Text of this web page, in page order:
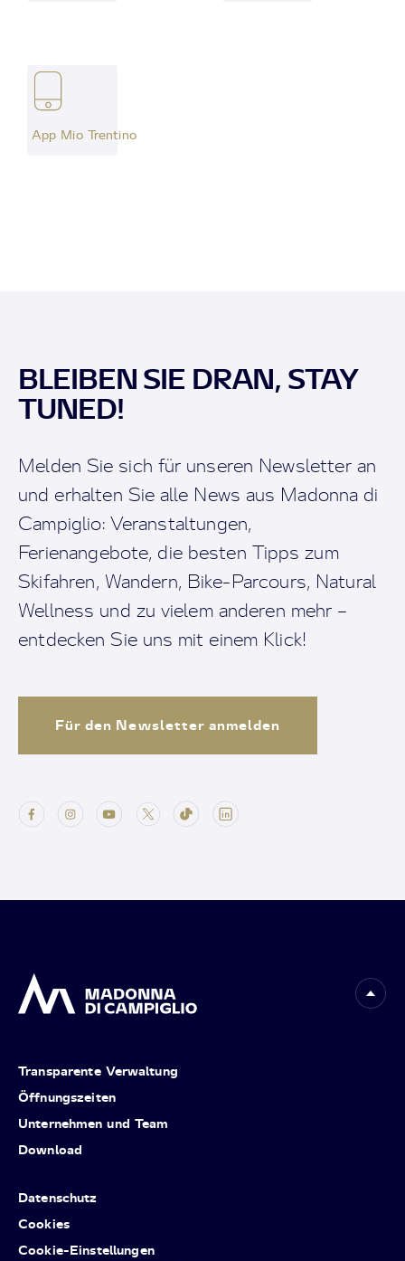
App Mio Trentino
BLEIBEN SIE DRAN, STAY
TUNED!
Melden Sie sich für unseren Newsletter an
und erhalten Sie alle News aus Madonna di
Campiglio: Veranstaltungen,
Ferienangebote, die besten Tipps zum
Skifahren, Wandern, Bike-Parcours, Natural
Wellness und zu vielem anderen mehr –
entdecken Sie uns mit einem Klick!
Für den Newsletter anmelden
Transparente Verwaltung
Öffnungszeiten
Unternehmen und Team
Download
Datenschutz
Cookies
Cookie-Einstellungen